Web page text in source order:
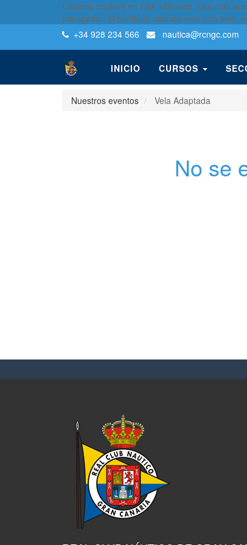
Usamos cookies en este sitio web. Lea más
navegador. Si continúa usando este sitio web,
+34 928 234 566
nautica@rcngc.com
INICIO CURSOS
Nuestros eventos Vela Adaptada
No se